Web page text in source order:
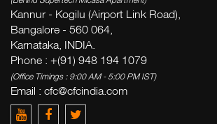
Kannur - Kogilu (Airport Link Road),
Bangalore - 560 064,
Karnataka, INDIA.
Phone : +(91) 948 194 1079
(Office Timings : 9:00 AM - 5:00 PM IST)
Email : cfc@cfcindia.com